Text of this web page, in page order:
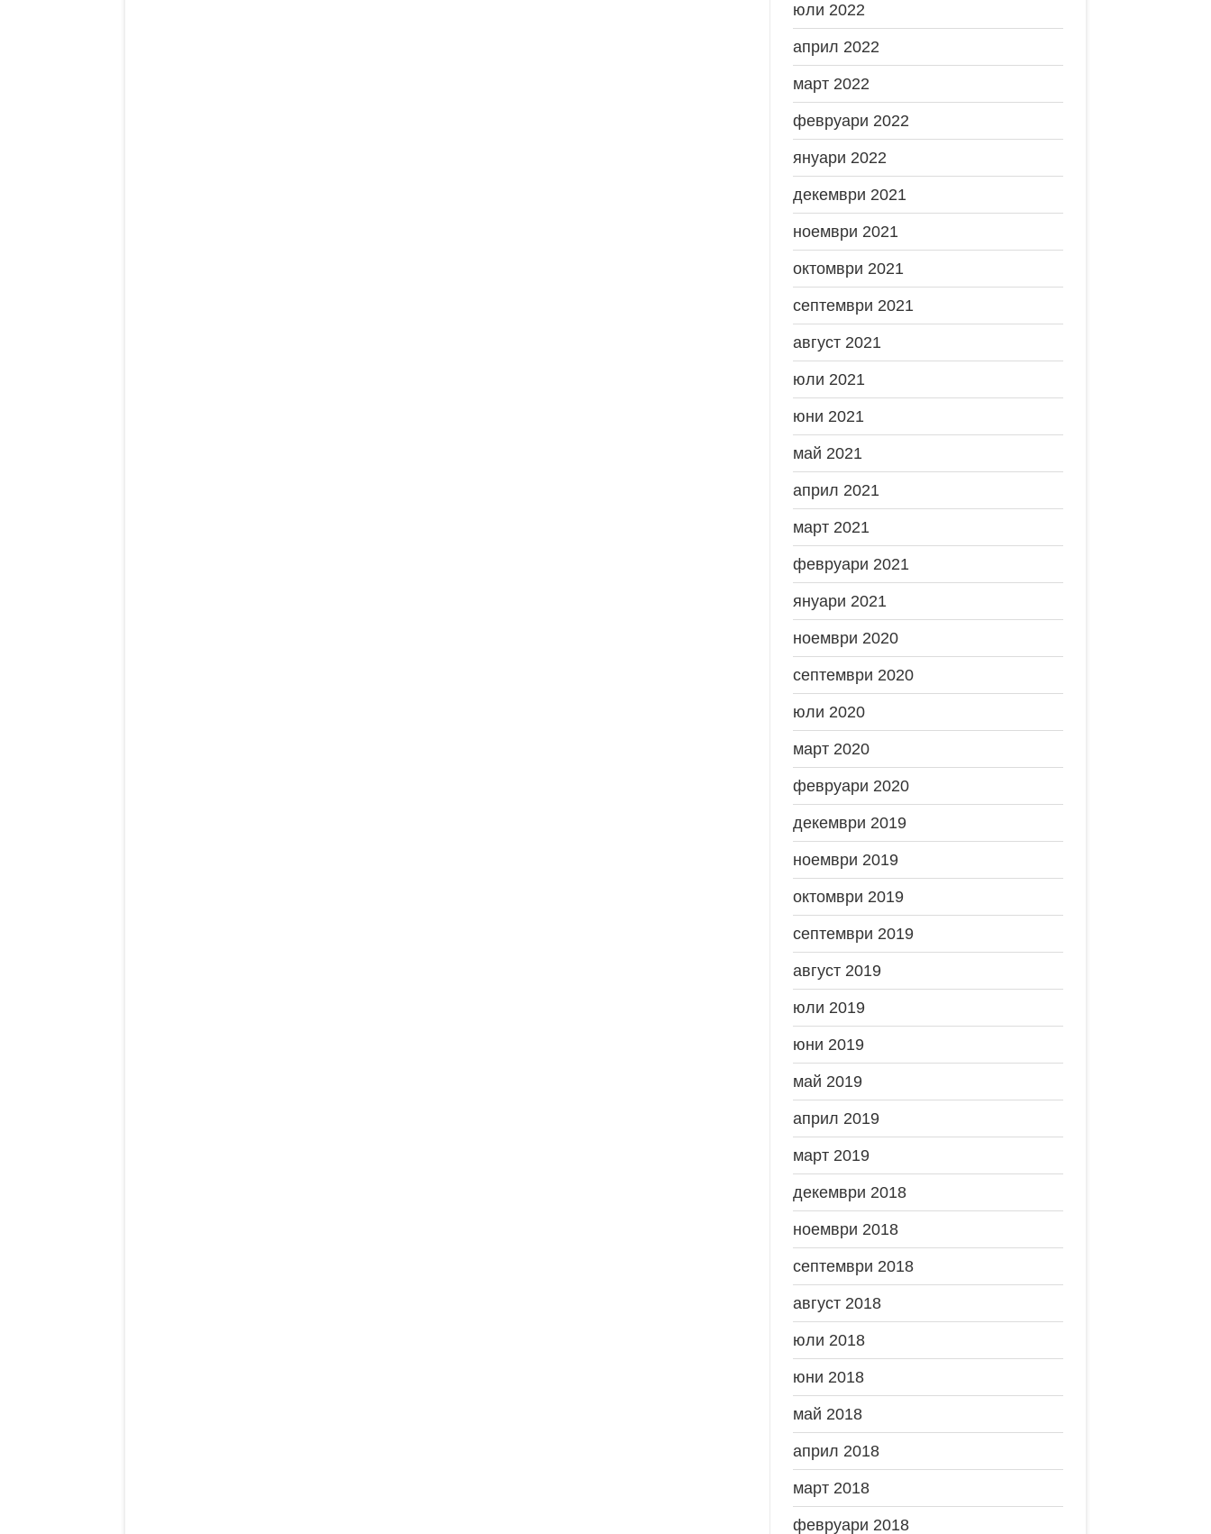
юли 2022
април 2022
март 2022
февруари 2022
януари 2022
декември 2021
ноември 2021
октомври 2021
септември 2021
август 2021
юли 2021
юни 2021
май 2021
април 2021
март 2021
февруари 2021
януари 2021
ноември 2020
септември 2020
юли 2020
март 2020
февруари 2020
декември 2019
ноември 2019
октомври 2019
септември 2019
август 2019
юли 2019
юни 2019
май 2019
април 2019
март 2019
декември 2018
ноември 2018
септември 2018
август 2018
юли 2018
юни 2018
май 2018
април 2018
март 2018
февруари 2018